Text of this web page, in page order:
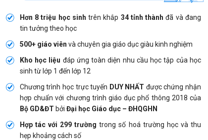
Hơn 8 triệu học sinh trên khắp 34 tỉnh thành đã và đang
tin tưởng theo học
500+ giáo viên và chuyên gia giáo dục giàu kinh nghiệm
Kho học liệu đáp ứng toàn diện nhu cầu học tập của học
sinh từ lớp 1 đến lớp 12
Chương trình học trực tuyến DUY NHẤT được chứng nhận
hợp chuẩn với chương trình giáo dục phổ thông 2018 của
Bộ GD&ĐT bởi Đại học Giáo dục – ĐHQGHN
Hợp tác với 299 trường trong số hoá trường học và thu
hẹp khoảng cách số